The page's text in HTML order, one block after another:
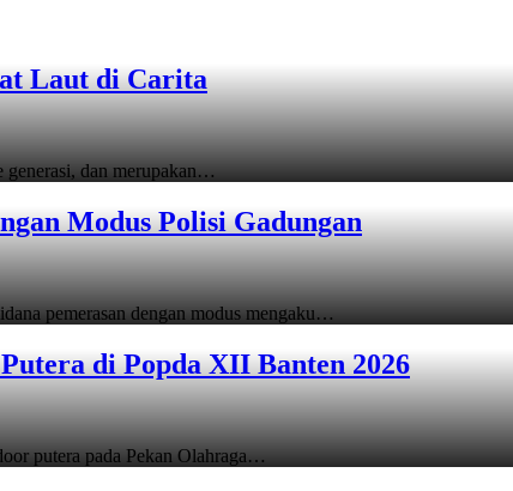
Laut di Carita
generasi, dan merupakan…
Modus Polisi Gadungan
pemerasan dengan modus mengaku…
di Popda XII Banten 2026
putera pada Pekan Olahraga…